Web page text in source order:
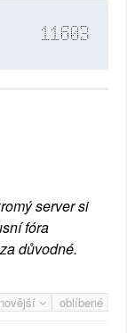
11603
server si
fóra
důvodné.
oblíbené